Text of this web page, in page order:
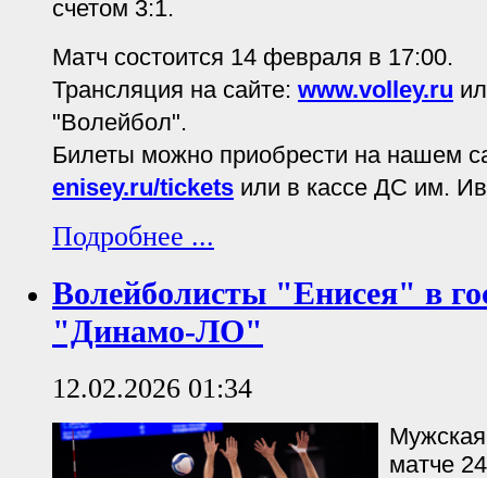
счетом 3:1.
Матч состоится 14 февраля в 17:00.
Трансляция на сайте: www.volley.ru
"Волейбол".
Билеты можно приобрести на нашем
enisey.ru/tickets или в кассе ДС им.
Подробнее ...
Волейболисты "Енисея" в
"Динамо-ЛО"
12.02.2026 01:34
матче